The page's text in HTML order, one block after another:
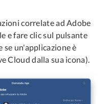
correlate ad Adobe
e fare clic sul pulsante
se un'applicazione è
Cloud dalla sua icona).